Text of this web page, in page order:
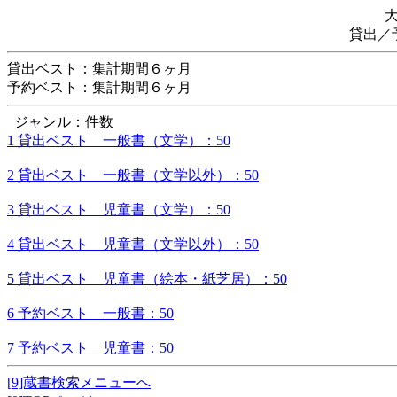
貸出／
貸出ベスト：集計期間６ヶ月
予約ベスト：集計期間６ヶ月
ジャンル：件数
1 貸出ベスト 一般書（文学）：50
2 貸出ベスト 一般書（文学以外）：50
3 貸出ベスト 児童書（文学）：50
4 貸出ベスト 児童書（文学以外）：50
5 貸出ベスト 児童書（絵本・紙芝居）：50
6 予約ベスト 一般書：50
7 予約ベスト 児童書：50
[9]蔵書検索メニューへ